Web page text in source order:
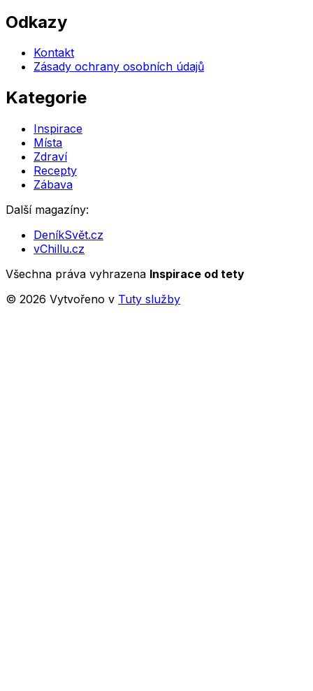
Odkazy
Kontakt
Zásady ochrany osobních údajů
Kategorie
Inspirace
Místa
Zdraví
Recepty
Zábava
Další magazíny:
DeníkSvět.cz
vChillu.cz
Všechna práva vyhrazena Inspirace od tety
© 2026 Vytvořeno v Tuty služby